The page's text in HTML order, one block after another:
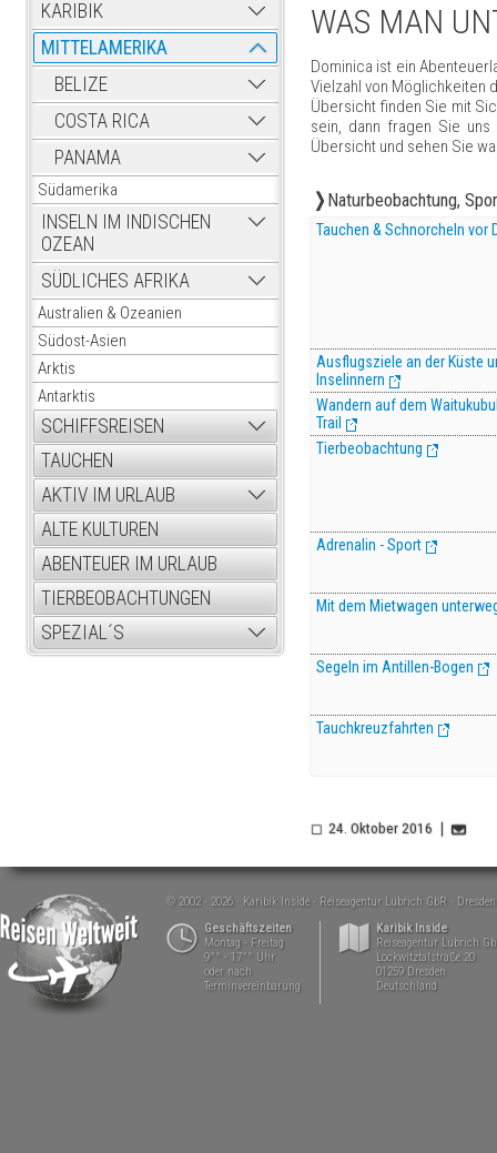
KARIBIK
MITTELAMERIKA
BELIZE
COSTA RICA
PANAMA
Südamerika
INSELN IM INDISCHEN
OZEAN
SÜDLICHES AFRIKA
Australien & Ozeanien
Südost-Asien
Arktis
Antarktis
SCHIFFSREISEN
TAUCHEN
AKTIV IM URLAUB
ALTE KULTUREN
ABENTEUER IM URLAUB
TIERBEOBACHTUNGEN
SPEZIAL´S
WAS MAN
Dominica ist ein
Vielzahl von Möglichkeiten
Übersicht finden Sie mit
sein, dann fragen Sie
Übersicht und sehen Sie
Naturbeobachtung,
Tauchen & Schnorcheln vor
Ausflugsziele an der Küste
Inselinnern
Wandern auf dem
Trail
Tierbeobachtung
Adrenalin - Sport
Mit dem Mietwagen
Segeln im Antillen-Bogen
Tauchkreuzfahrten
24. Oktober 2016
© 2002 - 2026 Karibik Inside - Reiseagentur Lubrich GbR
Dresden
Geschäftszeiten
Montag - Freitag
9°° - 17°° Uhr
oder nach
Terminvereinbarung
Karibik Inside
Reiseagentur Lubrich
Lockwitztalstraße 20
01259 Dresden
Deutschland